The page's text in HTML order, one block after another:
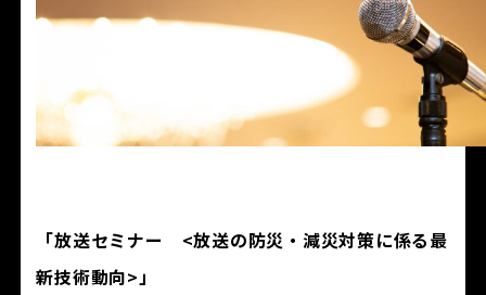
「放送セミナー <放送の防災・減災対策に係る最
新技術動向>」